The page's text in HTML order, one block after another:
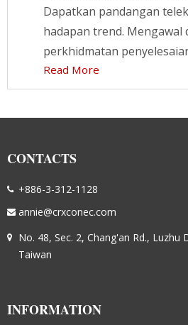
Dapatkan pandangan
hadapan trend. Mengawal
perkhidmatan
Read More
CONTACTS
+886-3-312-1128
annie@crxconec.com
No. 48, Sec. 2, Chang'an Rd., Luzhu
Taiwan
INFORMATION